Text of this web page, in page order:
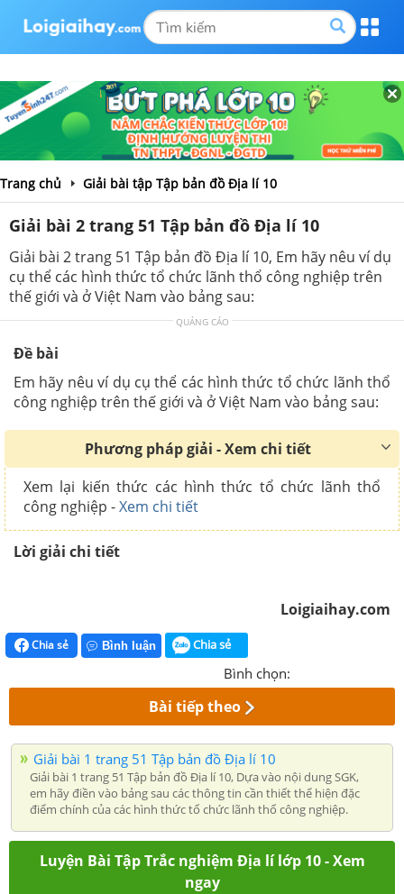
Trang chủ Giải bài tập Tập bản đồ Địa lí 10
Giải bài 2 trang 51 Tập bản đồ Địa lí 10
Giải bài 2 trang 51 Tập bản đồ Địa lí 10, Em hãy nêu ví dụ
cụ thể các hình thức tổ chức lãnh thổ công nghiệp trên
thế giới và ở Việt Nam vào bảng sau:
QUẢNG CÁO
Đề bài
Em hãy nêu ví dụ cụ thể các hình thức tổ chức lãnh thổ
công nghiệp trên thế giới và ở Việt Nam vào bảng sau:
Phương pháp giải - Xem chi tiết
Xem lại kiến thức các hình thức tổ chức lãnh thổ
công nghiệp -Xem chi tiết
Lời giải chi tiết
Loigiaihay.com
Chia sẻ Bình luận Chia sẻ
Bình chọn:
Bài tiếp theo
Giải bài 1 trang 51 Tập bản đồ Địa lí 10
Giải bài 1 trang 51 Tập bản đồ Địa lí 10, Dựa vào nội dung SGK,
em hãy điền vào bảng sau các thông tin cần thiết thể hiện đặc
điểm chính của các hình thức tổ chức lãnh thổ công nghiệp.
Luyện Bài Tập Trắc nghiệm Địa lí lớp 10 - Xem
ngay